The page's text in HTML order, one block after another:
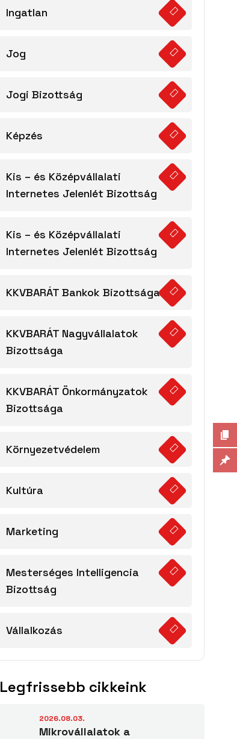
Ingatlan
Jog
Jogi Bizottság
Képzés
Kis – és Középvállalati
Internetes Jelenlét Bizottság
Kis – és Középvállalati
Internetes Jelenlét Bizottság
KKVBARÁT Bankok Bizottsága
KKVBARÁT Nagyvállalatok
Bizottsága
KKVBARÁT Önkormányzatok
Bizottsága
Környezetvédelem
Kultúra
Marketing
Mesterséges Intelligencia
Bizottság
Vállalkozás
Legfrissebb cikkeink
2026.08.03.
Mikrovállalatok a